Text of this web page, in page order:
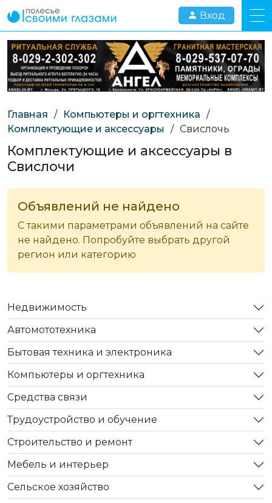
Вход
Главная / Компьютеры и оргтехника /
Комплектующие и аксессуары
/ Свислочь
Комплектующие и аксессуары в
Свислочи
Объявлений не найдено
С такими параметрами объявлений на сайте
не найдено. Попробуйте выбрать другой
регион или категорию
Недвижимость
Автомототехника
Бытовая техника и электроника
Компьютеры и оргтехника
Средства связи
Трудоустройство и обучение
Строительство и ремонт
Мебель и интерьер
Сельское хозяйство